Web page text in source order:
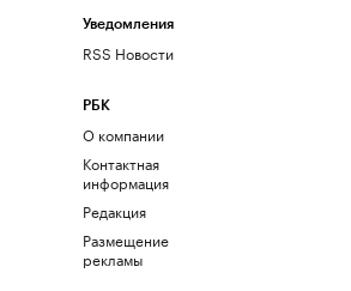
Уведомления
RSS Новости
РБК
О компании
Контактная
информация
Редакция
Размещение
рекламы